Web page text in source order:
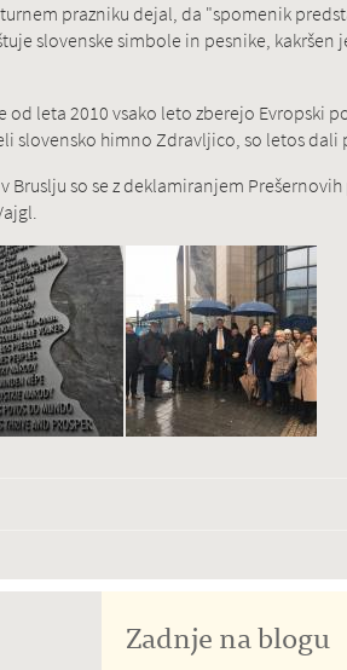
prazniku dejal, da "spomenik
slovenske simbole in pesnike,
od leta 2010 vsako leto zberejo
slovensko himno Zdravljico, so letos
Bruslju so se z deklamiranjem
Zadnje na blogu